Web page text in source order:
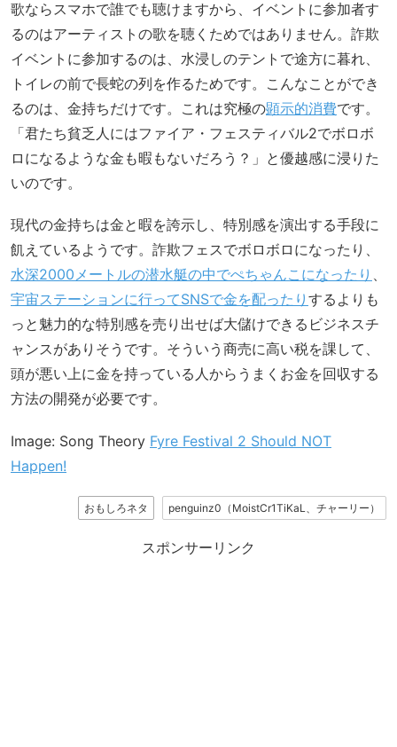
歌ならスマホで誰でも聴けますから、イベントに参加者す
るのはアーティストの歌を聴くためではありません。詐欺
イベントに参加するのは、水浸しのテントで途方に暮れ、
トイレの前で長蛇の列を作るためです。こんなことができ
るのは、金持ちだけです。これは究極の顕示的消費です。
「君たち貧乏人にはファイア・フェスティバル2でボロボ
ロになるような金も暇もないだろう？」と優越感に浸りた
いのです。
現代の金持ちは金と暇を誇示し、特別感を演出する手段に
飢えているようです。詐欺フェスでボロボロになったり、
水深2000メートルの潜水艇の中でぺちゃんこになったり 、
宇宙ステーションに行ってSNSで金を配ったり するよりも
っと魅力的な特別感を売り出せば大儲けできるビジネスチ
ャンスがありそうです。そういう商売に高い税を課して、
頭が悪い上に金を持っている人からうまくお金を回収する
方法の開発が必要です。
Image: Song Theory Fyre Festival 2 Should NOT
Happen!
おもしろネタ penguinz0（MoistCr1TiKaL、チャーリー）
スポンサーリンク